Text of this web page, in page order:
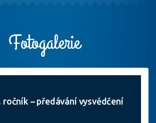
Fotogalerie
ročník – předávání vysvědčení